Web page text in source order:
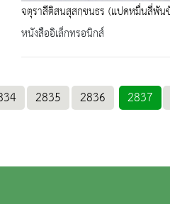
จตุราสีติสนสุสกฺขนธร (แปดหมื่นสี่พัน
หนังสืออิเล็กทรอนิกส์
2835 2836 2837